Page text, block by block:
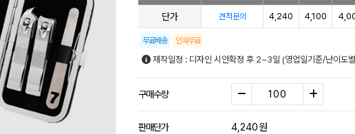
단가 견적문의 4,240 4,100
무료배송 인쇄무료
제작일정 : 디자인 시안확정 후 2~3일 (영업일기준/난이도
구매수량
판매단가 4,240원